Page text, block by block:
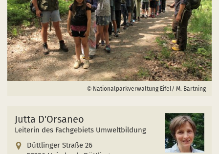
Nationalparkverwaltung Eifel/ M. Bartning
Jutta D'Orsaneo
Leiterin des Fachgebiets Umweltbildung
Düttlinger Straße 26